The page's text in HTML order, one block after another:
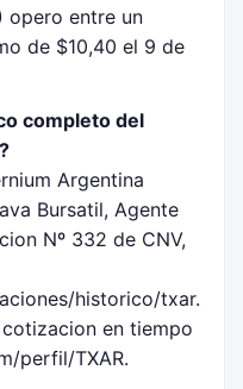
opero entre un
de $10,40 el 9 de
completo del
Argentina
Bursatil, Agente
Nº 332 de CNV,
historico/txar.
en tiempo
perfil/TXAR.